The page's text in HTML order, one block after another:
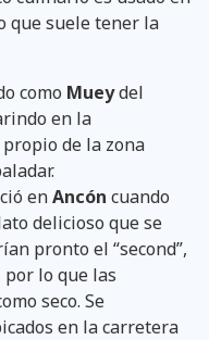
que suele tener la
como Mueydel
en la
de la zona
enAncón cuando
delicioso que se
pronto el “second”,
por lo que las
seco. Se
en la carretera